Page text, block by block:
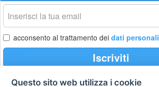
La
tua
email
acconsento al trattamento dei dati personali
Iscriviti
Questo sito web utilizza i cookie